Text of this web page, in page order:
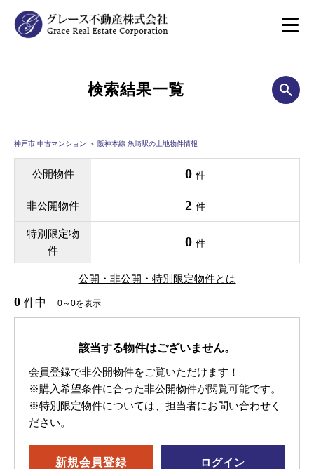
検索結果一覧
神戸市 中古マンション ＞ 阪神本線 魚崎駅の土地物件情報
公開物件 0 件
非公開物件 2 件
特別限定物
件
0 件
公開・非公開・特別限定物件とは
0 件中 0～0を表示
該当する物件はございません。
会員登録で非公開物件をご覧いただけます！
※購入希望条件に合った非公開物件が閲覧可能です。
※特別限定物件については、担当者にお問い合わせく
ださい。
新規会員登録 ログイン